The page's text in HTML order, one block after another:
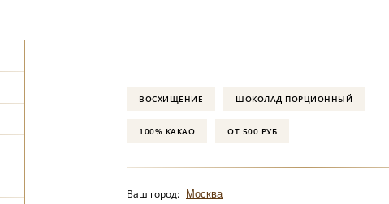
ВОСХИЩЕНИЕ ШОКОЛАД ПОРЦИОННЫЙ
100% КАКАО ОТ 500 РУБ
Ваш город: Москва